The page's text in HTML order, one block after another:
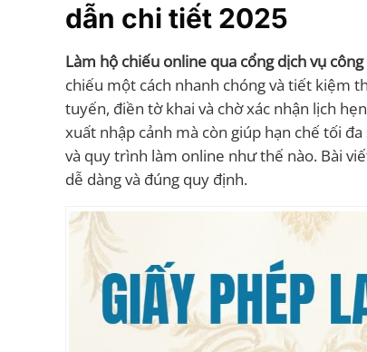
dẫn chi tiết 2025
Làm hộ chiếu online qua cổng dịch vụ
chiếu một cách nhanh chóng và tiết kiệm
tuyến, điền tờ khai và chờ xác nhận lịch
xuất nhập cảnh mà còn giúp hạn chế tối
và quy trình làm online như thế nào. Bài
dễ dàng và đúng quy định.